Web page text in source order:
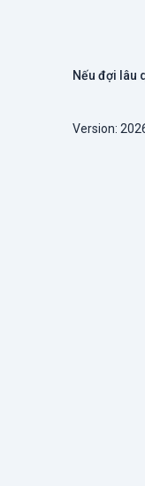
Nếu đợi lâu
Version: